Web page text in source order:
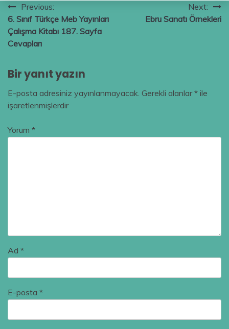
Yazı
gezinmesi
Previous:
6. Sınıf Türkçe Meb Yayınları
Çalışma Kitabı 187. Sayfa
Cevapları
Next:
Ebru Sanatı Örnekleri
Bir yanıt yazın
E-posta adresiniz yayınlanmayacak. Gerekli alanlar* ile
işaretlenmişlerdir
Yorum *
Ad *
E-posta *